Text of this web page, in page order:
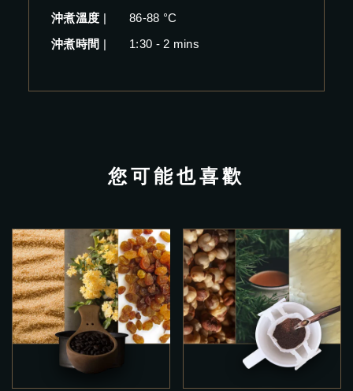
沖煮溫度 |
86-88 °C
沖煮時間 | 1:30 - 2 mins
您可能也喜歡